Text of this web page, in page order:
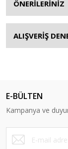
ÖNERİLERİNİZ
ALIŞVERİŞ
E-BÜLTEN
Kampanya ve